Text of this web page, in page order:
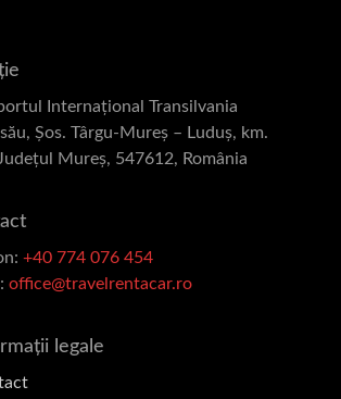
Internațional Transilvania
Șos. Târgu-Mureș – Luduș, km.
Mureș, 547612, România
+40 774 076 454
office@travelrentacar.ro
legale